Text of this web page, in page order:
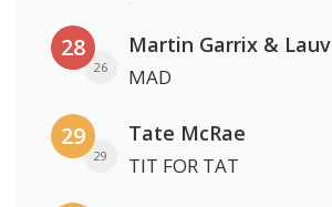
28
26
Martin Garrix & Lauv
MAD
29
29
Tate McRae
TIT FOR TAT